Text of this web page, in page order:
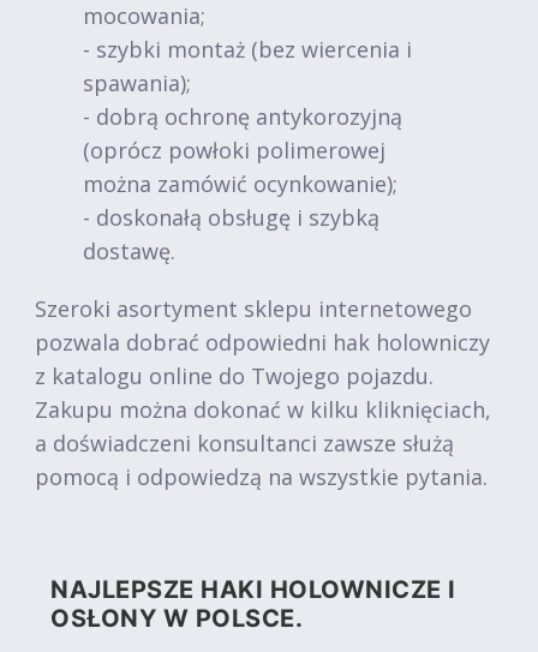
mocowania;
- szybki montaż (bez wiercenia i
spawania);
- dobrą ochronę antykorozyjną
(oprócz powłoki polimerowej
można zamówić ocynkowanie);
- doskonałą obsługę i szybką
dostawę.
Szeroki asortyment sklepu internetowego
pozwala dobrać odpowiedni hak holowniczy
z katalogu online do Twojego pojazdu.
Zakupu można dokonać w kilku kliknięciach,
a doświadczeni konsultanci zawsze służą
pomocą i odpowiedzą na wszystkie pytania.
NAJLEPSZE HAKI HOLOWNICZE I
OSŁONY W POLSCE.